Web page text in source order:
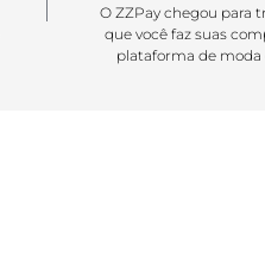
O ZZPay chegou para
que você faz suas
plataforma de moda